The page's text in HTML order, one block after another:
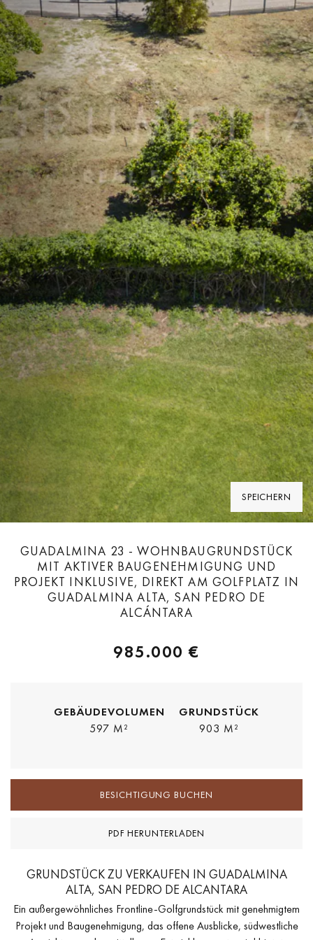
SPEICHERN
GUADALMINA 23 - WOHNBAUGRUNDSTÜCK
MIT AKTIVER BAUGENEHMIGUNG UND
PROJEKT INKLUSIVE, DIREKT AM GOLFPLATZ IN
GUADALMINA ALTA, SAN PEDRO DE
ALCÁNTARA
985.000 €
GEBÄUDEVOLUMEN
597 M²
GRUNDSTÜCK
903 M²
BESICHTIGUNG BUCHEN
PDF HERUNTERLADEN
GRUNDSTÜCK ZU VERKAUFEN IN GUADALMINA
ALTA, SAN PEDRO DE ALCANTARA
Ein außergewöhnliches Frontline-Golfgrundstück mit genehmigtem
Projekt und Baugenehmigung, das offene Ausblicke, südwestliche